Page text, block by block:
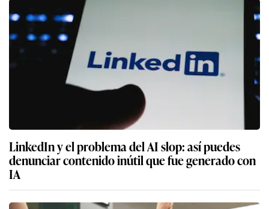
LinkedIn y el problema del AI slop: así puedes
denunciar contenido inútil que fue generado con
IA